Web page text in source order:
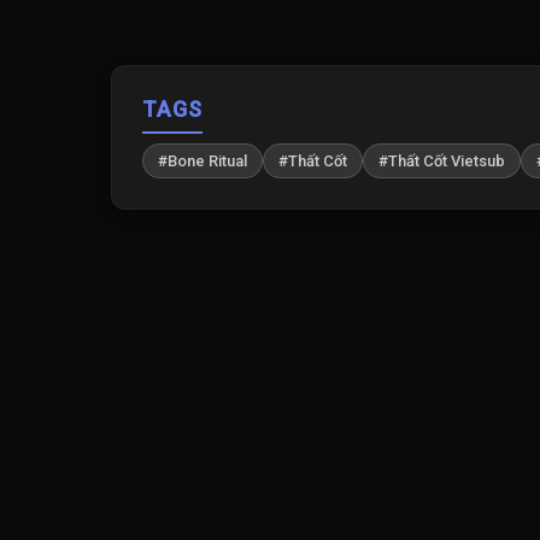
TAGS
#Bone Ritual #Thất Cốt #Thất Cốt Vietsub